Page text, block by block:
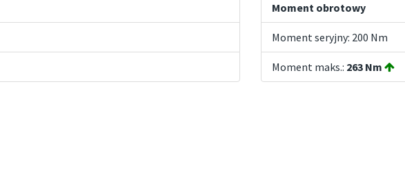
Moment obrotowy
Moment seryjny: 200 Nm
Moment maks.: 263 Nm